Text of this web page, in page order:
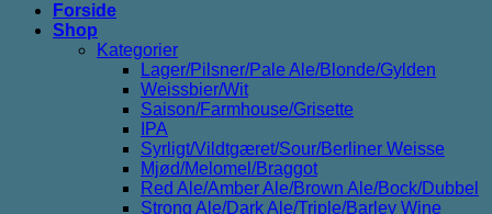
Forside
Shop
Kategorier
Lager/Pilsner/Pale Ale/Blonde/Gylden
Weissbier/Wit
Saison/Farmhouse/Grisette
IPA
Syrligt/Vildtgæret/Sour/Berliner Weisse
Mjød/Melomel/Braggot
Red Ale/Amber Ale/Brown Ale/Bock/Dubbel
Strong Ale/Dark Ale/Triple/Barley Wine